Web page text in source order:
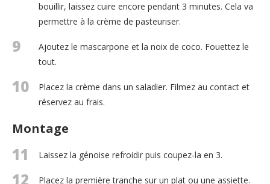
bouillir, laissez cuire encore pendant 3 minutes. Cela va
permettre à la crème de pasteuriser.
9
Ajoutez le mascarpone et la noix de coco. Fouettez le
tout.
10
Placez la crème dans un saladier. Filmez au contact et
réservez au frais.
Montage
11 Laissez la génoise refroidir puis coupez-la en 3.
12
Placez la première tranche sur un plat ou une assiette.